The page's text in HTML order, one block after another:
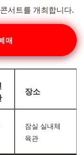
서트를 개최합니다.
매
장소
잠실 실내체
육관